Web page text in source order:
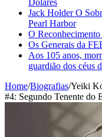
Jack Holder O
Pearl Harbor
O
Os Generais da
Aos 105 anos,
guardião dos céus
Home/Biografias/Yeiki
#4: Segundo Tenente do